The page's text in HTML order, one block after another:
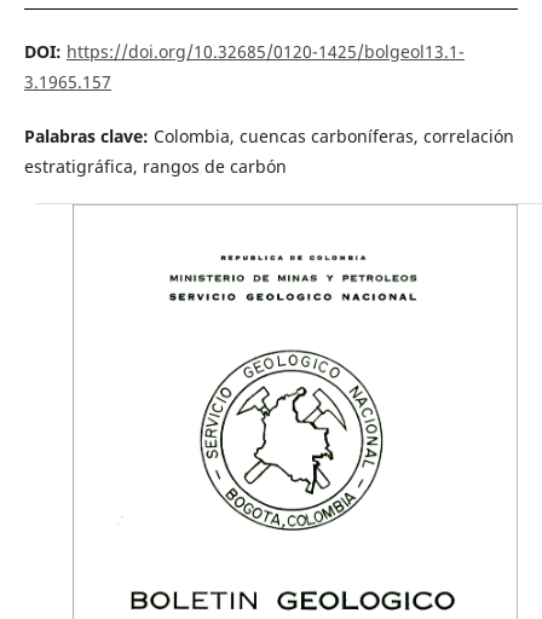
DOI: https://doi.org/10.32685/0120-1425/bolgeol13.1-
3.1965.157
Palabras clave: Colombia, cuencas carboníferas, correlación
estratigráfica, rangos de carbón